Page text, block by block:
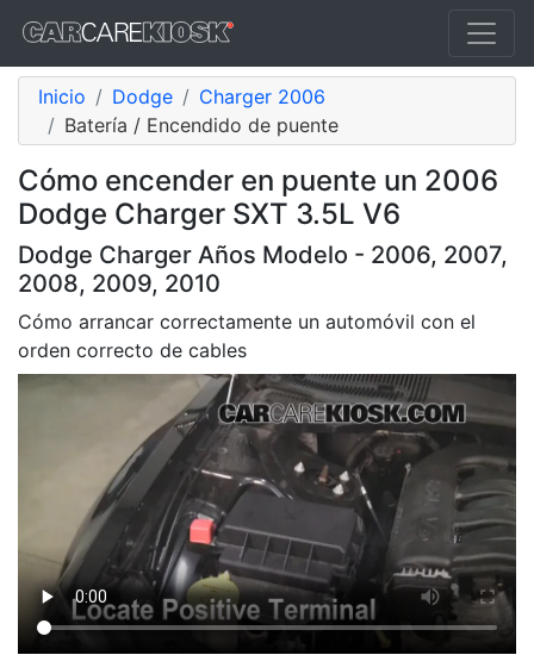
Inicio Dodge
Charger 2006
Batería / Encendido de puente
Cómo encender en puente un 2006
Dodge Charger SXT 3.5L V6
Dodge Charger Años Modelo - 2006, 2007,
2008, 2009, 2010
Cómo arrancar correctamente un automóvil con el
orden correcto de cables